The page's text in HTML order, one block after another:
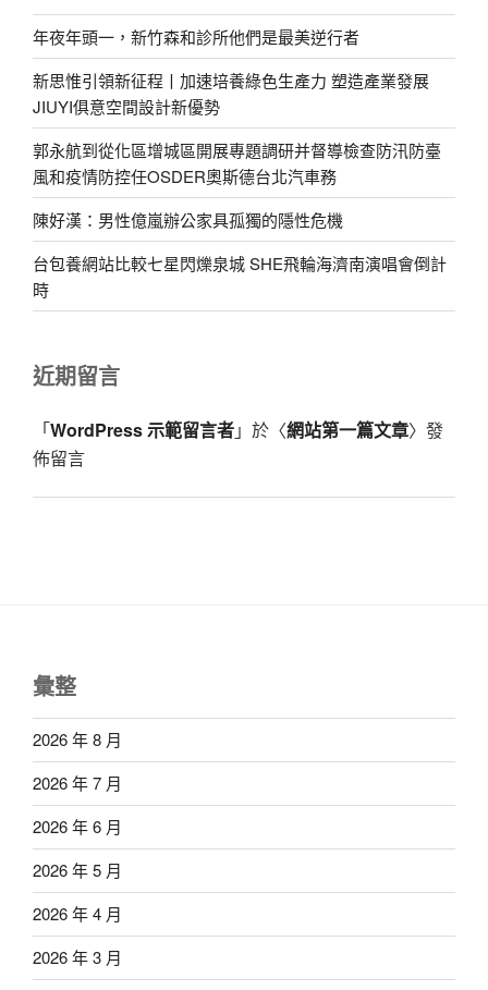
年夜年頭一，新竹森和診所他們是最美逆行者
新思惟引領新征程丨加速培養綠色生產力 塑造產業發展
JIUYI俱意空間設計新優勢
郭永航到從化區增城區開展專題調研并督導檢查防汛防臺
風和疫情防控任OSDER奧斯德台北汽車務
陳好漢：男性億嵐辦公家具孤獨的隱性危機
台包養網站比較七星閃爍泉城 SHE飛輪海濟南演唱會倒計
時
近期留言
「WordPress 示範留言者」於〈網站第一篇文章〉發
佈留言
彙整
2026 年 8 月
2026 年 7 月
2026 年 6 月
2026 年 5 月
2026 年 4 月
2026 年 3 月